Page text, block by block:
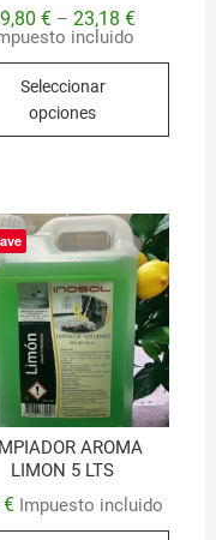
€ –23,18€
incluido
Seleccionar
opciones
Este
Las
se
elegir
en
la
AROMA
LIMON 5 LTS
€ Impuesto incluido